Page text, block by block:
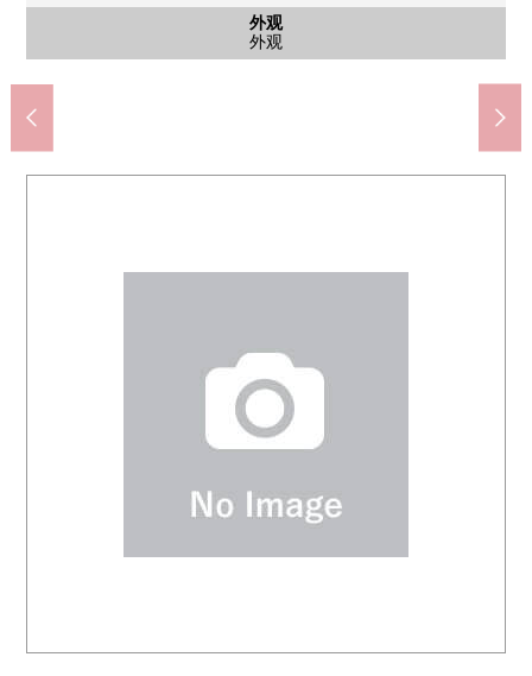
外观
外观
入口
入口
其他
名牌
外观
外观
外观
外观
朝霞市立朝霞第8小学(约850m)
朝霞市立朝霞第4中学(约1010m)
THE BIG-A朝霞仲町商店(约270m)
东武店朝霞商店(约500m)
全家便利店朝霞站东口店(约320m)
7-Eleven朝霞站南口店(约510m)
doragguseimusu朝霞站前店(约320m)
白天儿科门诊(约490m)
医疗法人寿鹤会菅野医院(约1330m)
朝霞邮局(约840m)
朝霞市政府朝霞站前办事处(约280m)
黎明公园(约220m)